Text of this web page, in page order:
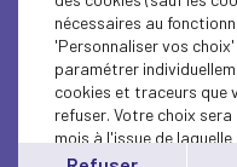
SOCIAL
SOCIAL
SOCIAL
nécessaires au
'Personnaliser vos
paramétrer
cookies et traceurs que
refuser. Votre choix
mois à l'issue de
affiché..